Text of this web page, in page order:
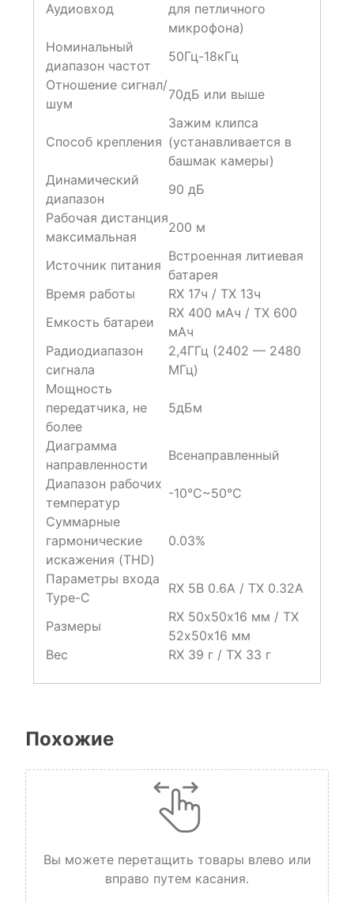
Аудиовход
для петличного
микрофона)
Номинальный
диапазон частот
50Гц-18кГц
Отношение сигнал/
шум
70дБ или выше
Способ крепления
Зажим клипса
(устанавливается в
башмак камеры)
Динамический
диапазон
90 дБ
Рабочая дистанция
максимальная
200 м
Источник питания
Встроенная литиевая
батарея
Время работы
RX 17ч / TX 13ч
Емкость батареи
RX 400 мАч / TX 600
мАч
Радиодиапазон
сигнала
2,4ГГц (2402 — 2480
МГц)
Мощность
передатчика, не
более
5дБм
Диаграмма
направленности
Всенаправленный
Диапазон рабочих
температур
-10°C~50°C
Cуммарные
гармонические
искажения (THD)
0.03%
Параметры входа
Type-C
RX 5В 0.6А / TX 0.32А
Размеры
RX 50х50х16 мм / TX
52х50х16 мм
Вес
RX 39 г / TX 33 г
Похожие
Вы можете перетащить товары влево или
вправо путем касания.